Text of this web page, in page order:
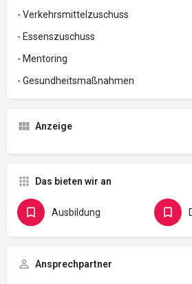
- Verkehrsmittelzuschuss
- Essenszuschuss
- Mentoring
- Gesundheitsmaßnahmen
Anzeige
Das bieten wir an
Ausbildung
Ansprechpartner